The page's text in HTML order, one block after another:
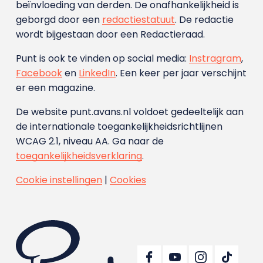
beïnvloeding van derden. De onafhankelijkheid is
geborgd door een redactiestatuut. De redactie
wordt bijgestaan door een Redactieraad.
Punt is ook te vinden op social media: Instragram,
Facebooken LinkedIn. Een keer per jaar verschijnt
er een magazine.
De website punt.avans.nl voldoet gedeeltelijk aan
de internationale toegankelijkheidsrichtlijnen
WCAG 2.1, niveau AA. Ga naar de
toegankelijkheidsverklaring.
Cookie instellingen| Cookies